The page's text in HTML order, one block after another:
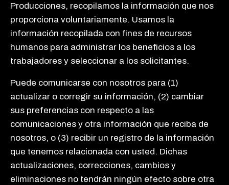
Producciones, recopilamos la información que nos
proporciona voluntariamente. Usamos la
información recopilada con fines de recursos
humanos para administrar los beneficios a los
trabajadores y seleccionar a los solicitantes.
Puede comunicarse con nosotros para (1)
actualizar o corregir su información, (2) cambiar
sus preferencias con respecto a las
comunicaciones y otra información que reciba de
nosotros, o (3) recibir un registro de la información
que tenemos relacionada con usted. Dichas
actualizaciones, correcciones, cambios y
eliminaciones no tendrán ningún efecto sobre otra